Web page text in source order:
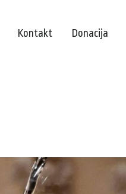
Kontakt Donacija